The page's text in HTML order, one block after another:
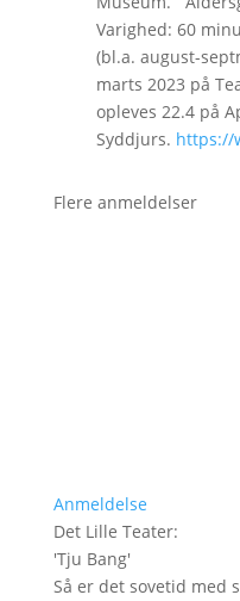
Varighed: 60
(bl.a. august-
marts 2023 på
opleves 22.4 på
Syddjurs. https://
Flere anmeldelser
Anmeldelse
Det Lille Teater:
'Tju Bang'
Så er det sovetid med